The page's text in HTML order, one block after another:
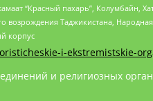
“Красный пахарь”,
возрождения Таджикистана,
корпус
i-ekstremistskie-
и религиозных